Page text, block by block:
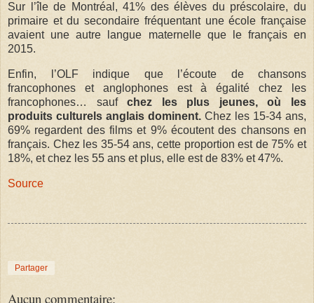
Sur l’île de Montréal, 41% des élèves du préscolaire, du
primaire et du secondaire fréquentant une école française
avaient une autre langue maternelle que le français en
2015.
Enfin, l’OLF indique que l’écoute de chansons
francophones et anglophones est à égalité chez les
francophones… saufchez les plus jeunes, où les
produits culturels anglais dominent. Chez les 15-34 ans,
69% regardent des films et 9% écoutent des chansons en
français. Chez les 35-54 ans, cette proportion est de 75% et
18%, et chez les 55 ans et plus, elle est de 83% et 47%.
Source
Partager
Aucun commentaire: